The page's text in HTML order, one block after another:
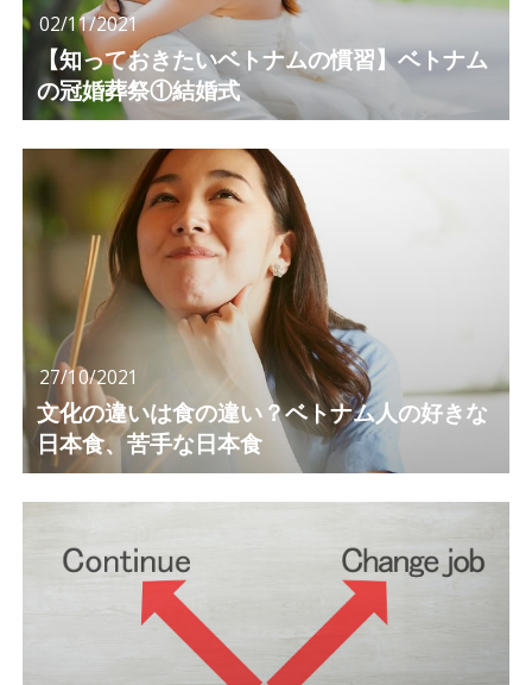
02/11/2021
【知っておきたいベトナムの慣習】ベトナム
の冠婚葬祭①結婚式
27/10/2021
文化の違いは食の違い？ベトナム人の好きな
日本食、苦手な日本食